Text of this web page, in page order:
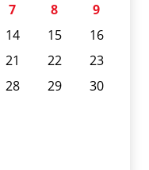
7 8
9
14 15
16
21 22
23
28 29
30